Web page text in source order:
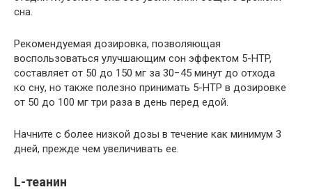
сна.
Рекомендуемая дозировка, позволяющая
воспользоваться улучшающим сон эффектом 5-HTP,
составляет от 50 до 150 мг за 30−45 минут до отхода
ко сну, но также полезно принимать 5-HTP в дозировке
от 50 до 100 мг три раза в день перед едой.
Начните с более низкой дозы в течение как минимум 3
дней, прежде чем увеличивать ее.
L-теанин